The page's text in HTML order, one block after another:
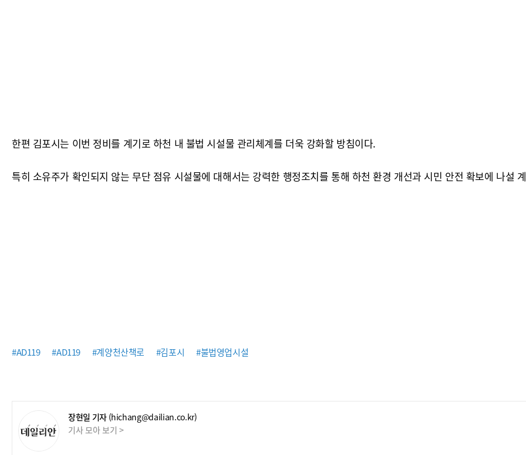
한편 김포시는 이번 정비를 계기로 하천 내 불법 시설물 관리체계를 더욱 강화할 방침이다.
특히 소유주가 확인되지 않는 무단 점유 시설물에 대해서는 강력한 행정조치를 통해 하천 환경 개선과 시민 안전 확보에 나설
#AD119 #AD119 #계양천산책로 #김포시 #불법영업시설
장현일 기자 (hichang@dailian.co.kr)
기사 모아 보기 >